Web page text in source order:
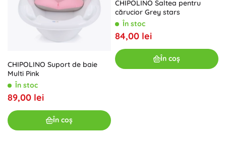
CHIPOLINO Suport de baie
Multi Pink
În stoc
89,00 lei
În coș
CHIPOLINO Saltea pentru
cărucior Grey stars
În stoc
84,00 lei
În coș